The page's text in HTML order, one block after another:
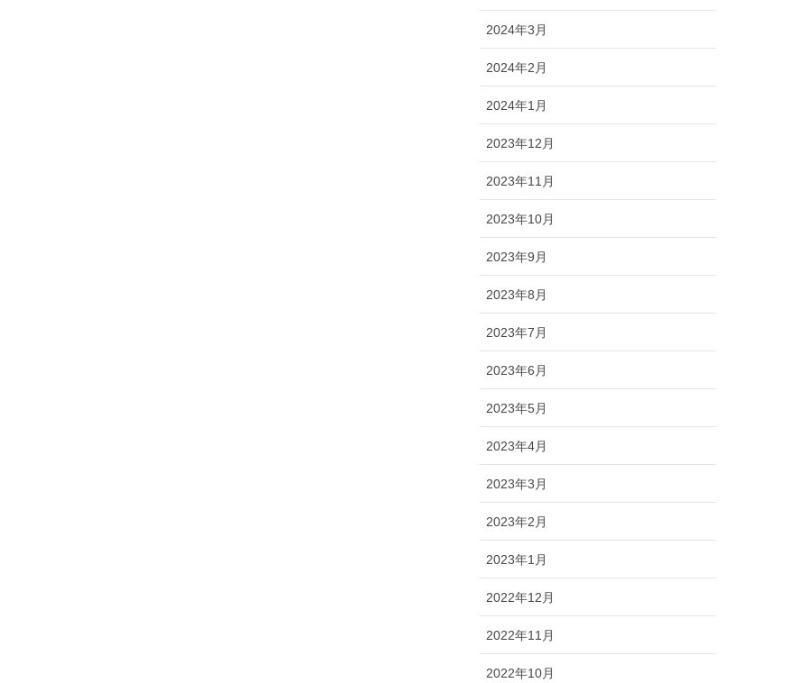
2024年3月
2024年2月
2024年1月
2023年12月
2023年11月
2023年10月
2023年9月
2023年8月
2023年7月
2023年6月
2023年5月
2023年4月
2023年3月
2023年2月
2023年1月
2022年12月
2022年11月
2022年10月